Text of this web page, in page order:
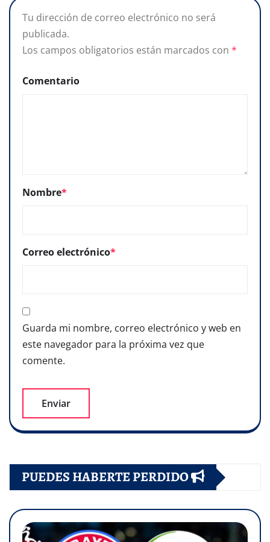
Tu dirección de correo electrónico no será
publicada.
Los campos obligatorios están marcados con *
Comentario
Nombre*
Correo electrónico*
Guarda mi nombre, correo electrónico y web en
este navegador para la próxima vez que
comente.
PUEDES HABERTE PERDIDO